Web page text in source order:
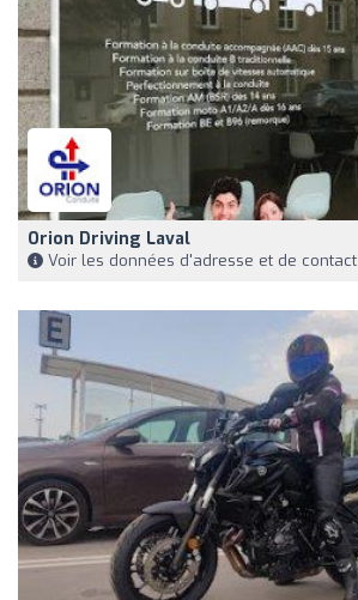
Orion Driving Laval
Voir les données d'adresse et de contact